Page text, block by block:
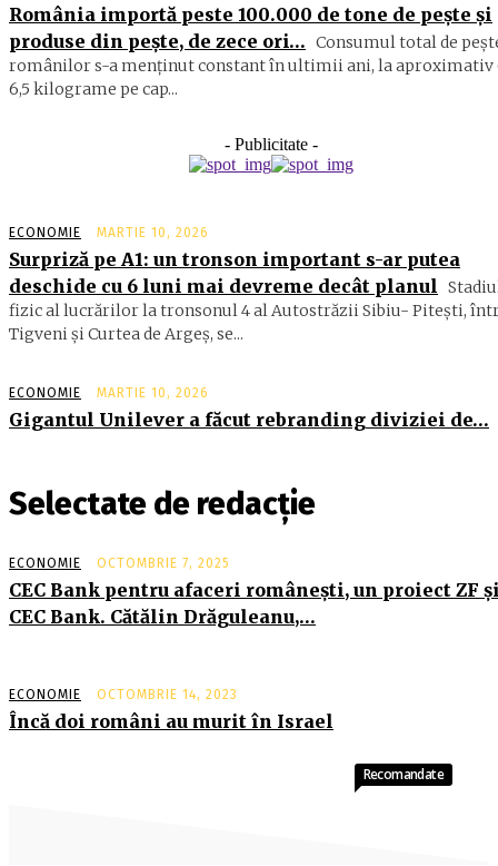
România importă peste 100.000 de tone de peşte şi
produse din peşte, de zece ori… Consumul total de
ro­mâ­nilor s-a menţinut constant în ul­timii ani, la aproximativ
6,5 ki­lograme pe cap...
- Publicitate -
ECONOMIE MARTIE 10, 2026
Surpriză pe A1: un tronson important s-ar putea
deschide cu 6 luni mai devreme decât planul
fizic al lucrărilor la tronsonul 4 al Autostrăzii Sibiu- Piteşti,
Tigveni şi Curtea de Argeş, se...
ECONOMIE MARTIE 10, 2026
Gigantul Unilever a făcut rebranding diviziei de…
Selectate de redacție
ECONOMIE OCTOMBRIE 7, 2025
CEC Bank pentru afaceri româneşti, un proiect ZF
CEC Bank. Cătălin Drăguleanu,…
ECONOMIE OCTOMBRIE 14, 2023
Încă doi români au murit în Israel
Recomandate